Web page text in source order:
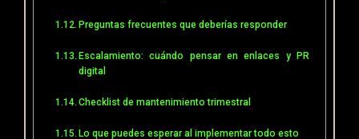
Preguntas frecuentes que deberías responder
Escalamiento: cuándo pensar en enlaces y PR
digital
Checklist de mantenimiento trimestral
Lo que puedes esperar al implementar todo esto